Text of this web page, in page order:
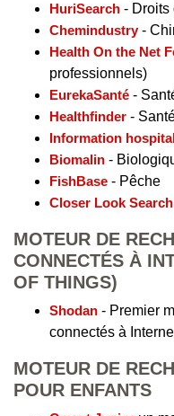
HuriSearch - Droits
Chemindustry-
Health On the Net
professionnels)
EurekaSanté -
Healthfinder -
Information
Biomalin -
FishBase - Pêche
Closer Look Search
MOTEUR DE
CONNECTÉS À
OF THINGS)
Shodan - Premier
connectés à
MOTEUR DE
POUR ENFANTS